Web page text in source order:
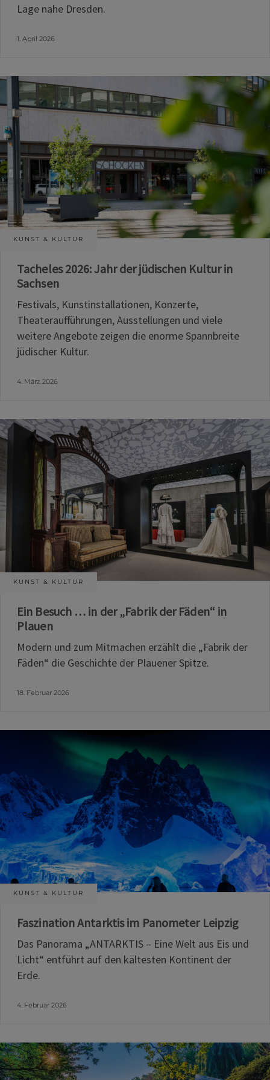
Lage nahe Dresden.
1. April 2026
KUNST & KULTUR
Tacheles 2026: Jahr der jüdischen Kultur in
Sachsen
Festivals, Kunstinstallationen, Konzerte,
Theateraufführungen, Ausstellungen und viele
weitere Angebote zeigen die enorme Spannbreite
jüdischer Kultur.
4. März 2026
KUNST & KULTUR
Ein Besuch … in der „Fabrik der Fäden“ in
Plauen
Modern und zum Mitmachen erzählt die „Fabrik der
Fäden“ die Geschichte der Plauener Spitze.
18. Februar 2026
KUNST & KULTUR
Faszination Antarktis im Panometer Leipzig
Das Panorama „ANTARKTIS – Eine Welt aus Eis und
Licht“ entführt auf den kältesten Kontinent der
Erde.
4. Februar 2026